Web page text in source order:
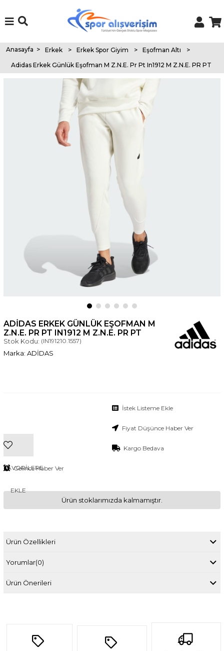
Anasayfa > Erkek > Erkek Spor Giyim > Eşofman Altı
>
Adidas Erkek Günlük Eşofman M Z.N.E. Pr Pt In1912 M Z.N.E. PR PT
ADIDAS ERKEK GÜNLÜK EŞOFMAN M
Z.N.E. PR PT IN1912 M Z.N.E. PR PT
Stok Kodu: (IN191210.1557)
ADİDAS
FAVORILERE
EKLE
İstek Listeme Ekle
Fiyat Düşünce Haber Ver
Kargo Bedava
Gelince Haber Ver
Ürün stoklarımızda kalmamıştır.
Ürün Özellikleri
Yorumlar(0)
Ürün Önerileri